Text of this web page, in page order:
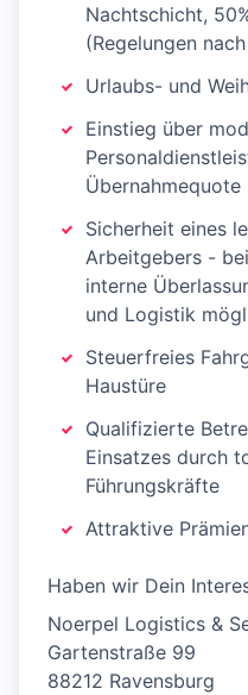
Nachtschicht,
(Regelungen
Urlaubs- und
Einstieg über
Übernahmequote
Sicherheit eines
Arbeitgebers -
interne
und Logistik
Steuerfreies
Haustüre
Qualifizierte
Einsatzes durch
Führungskräfte
Attraktive
Haben wir Dein
Noerpel Logistics &
Gartenstraße 99
88212 Ravensburg